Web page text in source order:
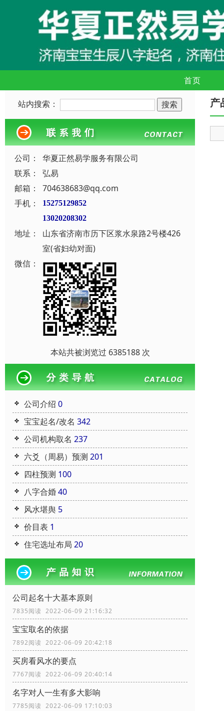
首页
站内搜索：
公司：
华夏正然易学服务有限公司
联系：
弘易
邮箱：
704638683@qq.com
手机：
15275129852
13020208302
地址：
山东省济南市历下区浆水泉路2号楼426
室(省妇幼对面)
微信：
本站共被浏览过 6385188 次
公司介绍 0
宝宝起名/改名 342
公司机构取名 237
六爻（周易）预测 201
四柱预测 100
八字合婚40
风水堪舆 5
价目表 1
住宅选址布局 20
公司起名十大基本原则
7835阅读 2022-06-09 21:16:32
宝宝取名的依据
7892阅读 2022-06-09 20:42:18
买房看风水的要点
7767阅读 2022-06-09 20:40:14
名字对人一生有多大影响
7785阅读 2022-06-09 17:10:03
产